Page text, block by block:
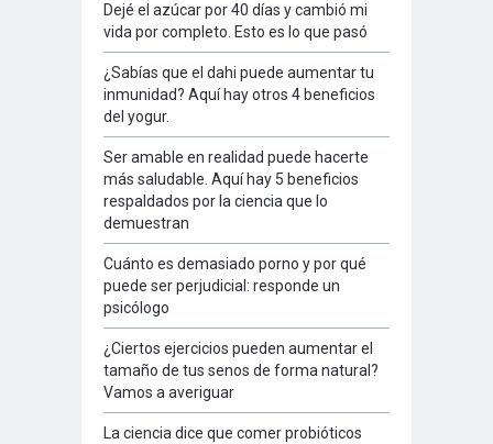
Dejé el azúcar por 40 días y cambió mi
vida por completo. Esto es lo que pasó
¿Sabías que el dahi puede aumentar tu
inmunidad? Aquí hay otros 4 beneficios
del yogur.
Ser amable en realidad puede hacerte
más saludable. Aquí hay 5 beneficios
respaldados por la ciencia que lo
demuestran
Cuánto es demasiado porno y por qué
puede ser perjudicial: responde un
psicólogo
¿Ciertos ejercicios pueden aumentar el
tamaño de tus senos de forma natural?
Vamos a averiguar
La ciencia dice que comer probióticos